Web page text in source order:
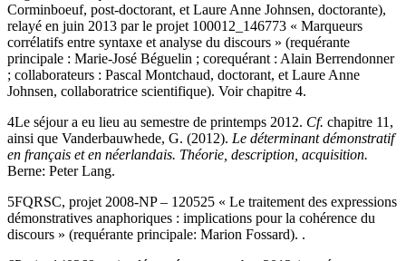
Corminboeuf, post-doctorant, et Laure Anne Johnsen, doctorante),
relayé en juin 2013 par le projet 100012_146773 « Marqueurs
corrélatifs entre syntaxe et analyse du discours » (requérante
principale : Marie-José Béguelin ; corequérant : Alain Berrendonner
; collaborateurs : Pascal Montchaud, doctorant, et Laure Anne
Johnsen, collaboratrice scientifique). Voir chapitre 4.
4Le séjour a eu lieu au semestre de printemps 2012. Cf. chapitre 11,
ainsi que Vanderbauwhede, G. (2012). Le déterminant démonstratif
en français et en néerlandais. Théorie, description, acquisition.
Berne: Peter Lang.
5FQRSC, projet 2008-NP – 120525 « Le traitement des expressions
démonstratives anaphoriques : implications pour la cohérence du
discours » (requérante principale: Marion Fossard). .